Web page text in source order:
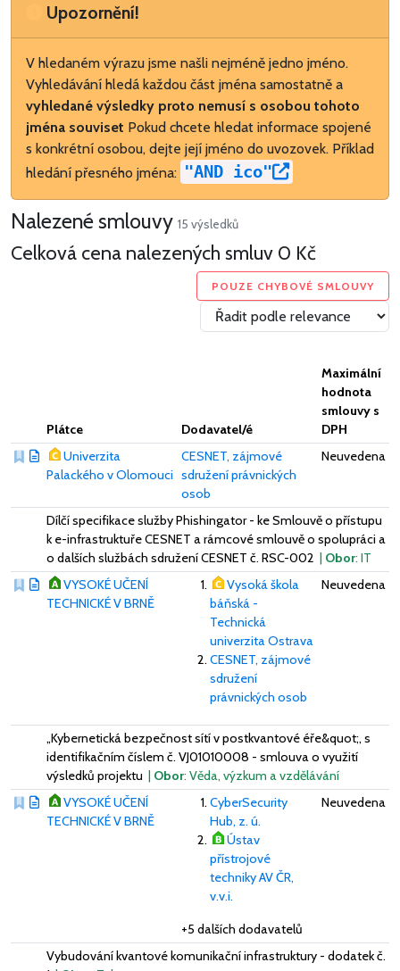
Upozornění
Upozornění!
V hledaném výrazu jsme našli nejméně jedno jméno.
Vyhledávání hledá každou část jména samostatně a
vyhledané výsledky proto nemusí s osobou tohoto
jména souviset Pokud chcete hledat informace spojené
s konkrétní osobou, dejte její jméno do uvozovek. Příklad
hledání přesného jména: "AND ico"
Nalezené smlouvy 15 výsledků
Celková cena nalezených smluv 0 Kč
POUZE CHYBOVÉ SMLOUVY
Plátce Dodavatel/é
Maximální
hodnota
smlouvy s
DPH
Univerzita
Palackého v Olomouci
CESNET, zájmové
sdružení právnických
osob
Neuvedena
Dílčí specifikace služby Phishingator - ke Smlouvě o přístupu
k e-infrastruktuře CESNET a rámcové smlouvě o spolupráci a
o dalších službách sdružení CESNET č. RSC-002 | Obor: IT
VYSOKÉ UČENÍ
TECHNICKÉ V BRNĚ
Vysoká škola
báňská -
Technická
univerzita Ostrava
CESNET, zájmové
sdružení
právnických osob
Neuvedena
„Kybernetická bezpečnost sítí v postkvantové éře&quot;, s
identifikačním číslem č. VJ01010008 - smlouva o využití
výsledků projektu | Obor: Věda, výzkum a vzdělávání
VYSOKÉ UČENÍ
TECHNICKÉ V BRNĚ
CyberSecurity
Hub, z. ú.
Ústav
přístrojové
techniky AV ČR,
v.v.i.
+5 dalších dodavatelů
Neuvedena
Vybudování kvantové komunikační infrastruktury - dodatek č.